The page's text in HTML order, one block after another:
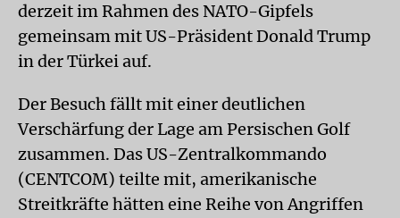
derzeit im Rahmen des NATO-Gipfels
gemeinsam mit US-Präsident Donald Trump
in der Türkei auf.
Der Besuch fällt mit einer deutlichen
Verschärfung der Lage am Persischen Golf
zusammen. Das US-Zentralkommando
(CENTCOM) teilte mit, amerikanische
Streitkräfte hätten eine Reihe von Angriffen